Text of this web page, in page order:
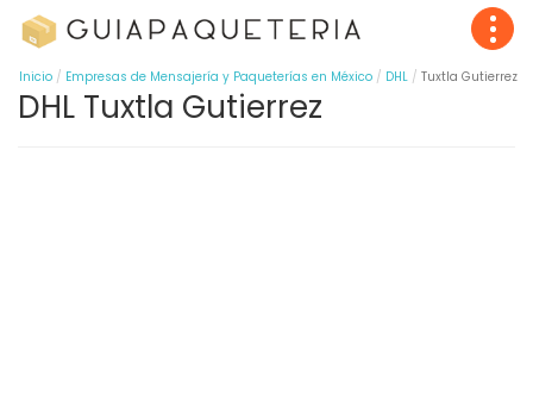
Inicio Empresas de Mensajería y Paqueterías en México DHL Tuxtla Gutierrez
DHL Tuxtla Gutierrez